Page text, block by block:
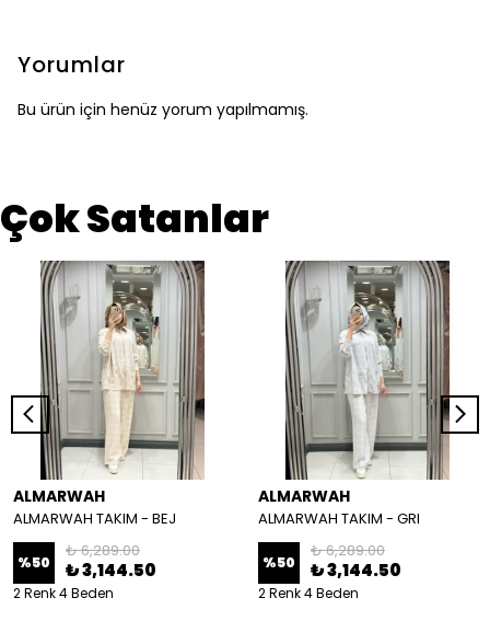
Yorumlar
Bu ürün için henüz yorum yapılmamış.
Çok Satanlar
ALMARWAH
ALMARWAH TAKIM - BEJ
%50
₺ 6,289.00
₺ 3,144.50
2 Renk 4 Beden
ALMARWAH
ALMARWAH TAKIM - GRI
%50
₺ 6,289.00
₺ 3,144.50
2 Renk 4 Beden